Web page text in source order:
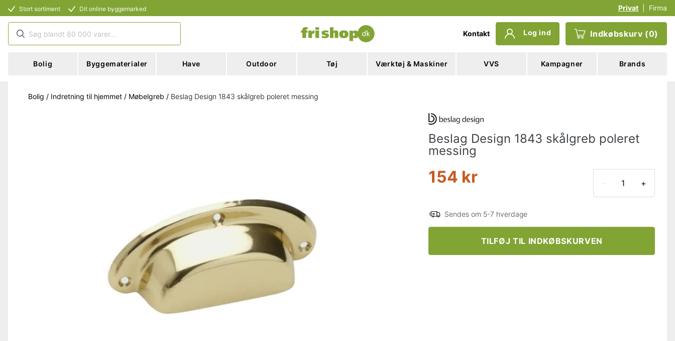
Stort sortiment Dit online byggemarked Privat Firma
Kontakt Log ind Indkøbskurv (0)
Bolig Byggematerialer Have Outdoor Tøj Værktøj & Maskiner VVS Kampagner Brands
Bolig / Indretning til hjemmet / Møbelgreb / Beslag Design 1843 skålgreb poleret messing
Beslag Design 1843 skålgreb poleret
messing
154 kr +
Sendes om 5-7 hverdage
TILFØJ TIL INDKØBSKURVEN